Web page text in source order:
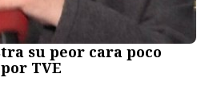
su peor cara poco
TVE